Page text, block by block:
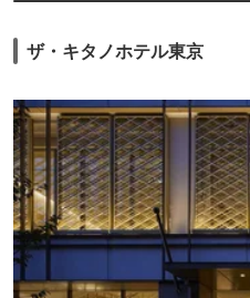
ザ・キタノホテル東京